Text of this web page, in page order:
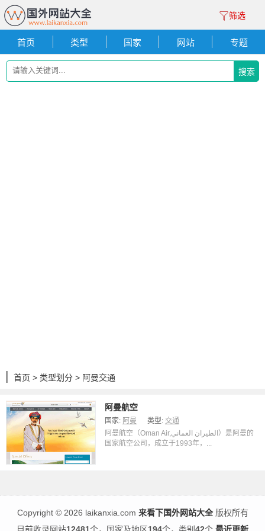
筛选
首页 类型 国家 网站 专题
搜索
首页 > 类型划分 > 阿曼交通
阿曼航空
国家: 阿曼 类型: 交通
阿曼航空（Oman Air,الطيران العماني‎）是阿曼的
国家航空公司，成立于1993年，...
Copyright ©2026 laikanxia.com 来看下国外网站大全版权所有